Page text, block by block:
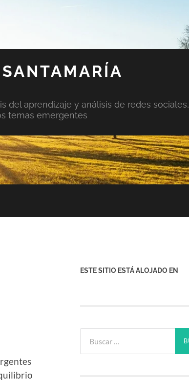
del aprendizaje y análisis de redes sociales,
temas emergentes
ESTE SITIO ESTÁ ALOJADO EN